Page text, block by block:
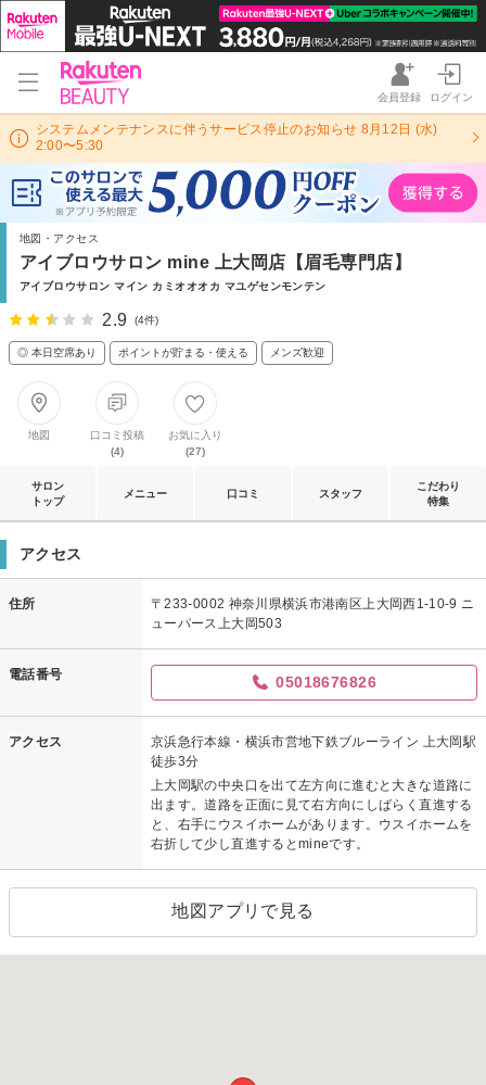
会員登録 ログイン
システムメンテナンスに伴うサービス停止のお知らせ 8月12日 (水)
2:00〜5:30
地図・アクセス
アイブロウサロン mine 上大岡店【眉毛専門店】
アイブロウサロン マイン カミオオオカ マユゲセンモンテン
2.9 (4件)
◎ 本日空席あり ポイントが貯まる・使える メンズ歓迎
地図
口コミ投稿
(4)
お気に入り
(27)
サロン
トップ
メニュー 口コミ スタッフ
こだわり
特集
アクセス
住所
〒233-0002 神奈川県横浜市港南区上大岡西1-10-9 ニ
ューパース上大岡503
電話番号 05018676826
アクセス
京浜急行本線・横浜市営地下鉄ブルーライン 上大岡駅
徒歩3分
上大岡駅の中央口を出て左方向に進むと大きな道路に
出ます。道路を正面に見て右方向にしばらく直進する
と、右手にウスイホームがあります。ウスイホームを
右折して少し直進するとmineです。
地図アプリで見る